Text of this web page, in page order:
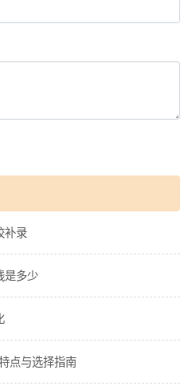
补录
是多少
点与选择指南